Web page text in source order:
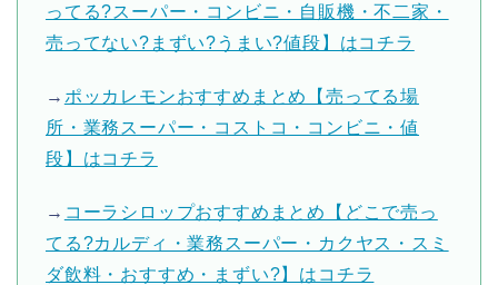
ってる?スーパー・コンビニ・自販機・不二家・
売ってない?まずい?うまい?値段】はコチラ
→ ポッカレモンおすすめまとめ【売ってる場
所・業務スーパー・コストコ・コンビニ・値
段】はコチラ
→ コーラシロップおすすめまとめ【どこで売っ
てる?カルディ・業務スーパー・カクヤス・スミ
ダ飲料・おすすめ・まずい?】はコチラ